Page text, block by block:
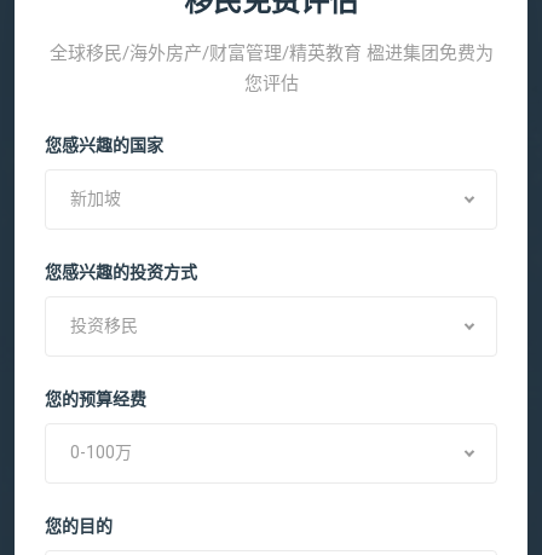
全球移民/海外房产/财富管理/精英教育 楹进集团免费为
您评估
您感兴趣的国家
新加坡
您感兴趣的投资方式
投资移民
您的预算经费
0-100万
您的目的